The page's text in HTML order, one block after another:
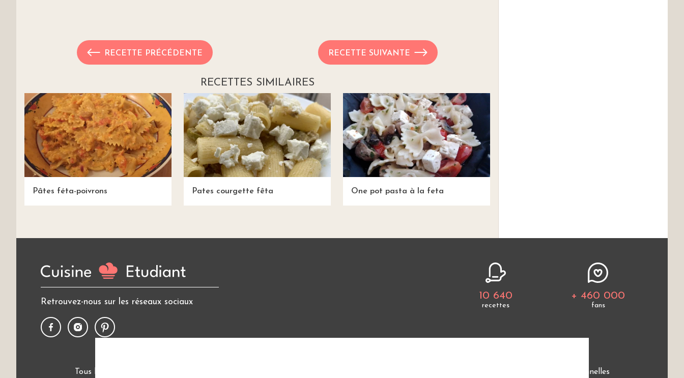
RECETTE PRÉCÉDENTE RECETTE SUIVANTE
RECETTES SIMILAIRES
Pâtes féta-poivrons Pates courgette fêta One pot pasta à la feta
Retrouvez-nous sur les réseaux sociaux
10 640
recettes
+ 460 000
fans
Tous les thèmes Protection des données personnelles